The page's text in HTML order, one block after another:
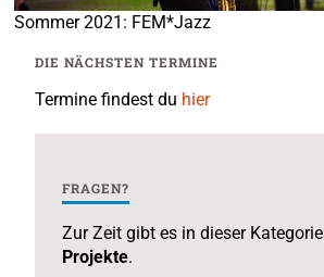
Sommer 2021: FEM*Jazz
DIE NÄCHSTEN TERMINE
Termine findest du hier
FRAGEN?
Zur Zeit gibt es in dieser Kategorie
Projekte.